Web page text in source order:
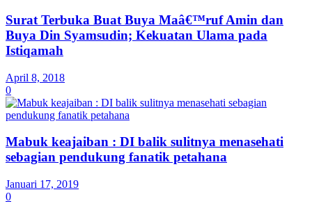
Surat Terbuka Buat Buya Maâ€™ruf Amin dan
Buya Din Syamsudin; Kekuatan Ulama pada
Istiqamah
April 8, 2018
0
Mabuk keajaiban : DI balik sulitnya menasehati
sebagian pendukung fanatik petahana
Januari 17, 2019
0